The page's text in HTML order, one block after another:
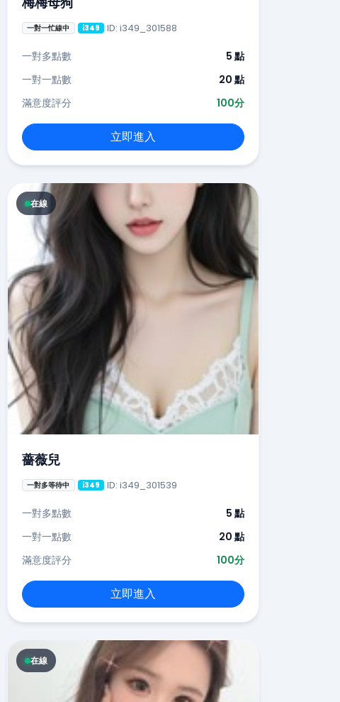
一對一忙線中 i349 ID: i349_301588
一對多點數
5 點
一對一點數
20 點
滿意度評分
100分
立即進入
在線
薔薇兒
一對多等待中 i349 ID: i349_301539
一對多點數
5 點
一對一點數
20 點
滿意度評分
100分
立即進入
在線